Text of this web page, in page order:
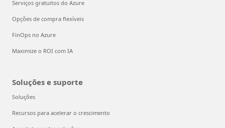
Serviços gratuitos do Azure
Opções de compra flexíveis
FinOps no Azure
Maximize o ROI com IA
Soluções e suporte
Soluções
Recursos para acelerar o crescimento